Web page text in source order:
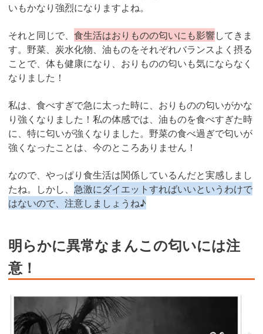
いもかなり強烈になりますよね。
それと同じで、 食生活はおりものの匂いにも影響してきま
す。野菜、炭水化物、油ものをそれぞれバランスよく摂る
ことで、体も健康になり、おりものの匂いも気にならなく
なりました！
私は、食べすぎで急に太った時に、おりものの匂いがかな
り強くなりました！私の体感では、油ものを食べすぎた時
に、特に匂いが強くなりました。野菜の食べ過ぎで匂いが
強くなったことは、今のところありません！
なので、やっぱり食生活は関係しているんだと実感しまし
たね。しかし、 急激にダイエットすればいいというわけで
はないので、注意しましょうね♪
明らかに異常なまんこの匂いには注
意！